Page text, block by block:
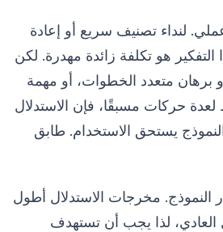
لنداء تصنيف سريع أو إعادة
هو تكلفة زائدة مهدرة. لكن
برهان متعدد الخطوات، أو مهمة
حركات مسبقًا، فإن الاستدلال
يستحق الاستخدام. طابق
النموذج. مخرجات الاستدلال أطول
العادي، لذا يجب أن تستهدف